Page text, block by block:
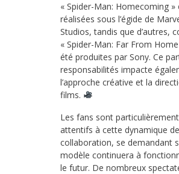
« Spider-Man: Homecoming »
réalisées sous l’égide de
Studios, tandis que d’autres,
« Spider-Man: Far From
été produites par Sony. Ce
responsabilités impacte
l’approche créative et la
films.
Les fans sont particulièrement
attentifs à cette dynamique de
collaboration, se demandant
modèle continuera à
le futur. De nombreux